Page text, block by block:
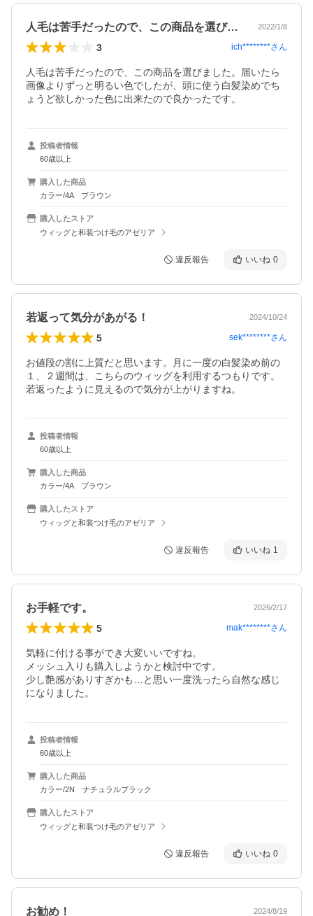
人毛は苦手だったので、この商品を選びま… 2022/1/8
3 ich********さん
人毛は苦手だったので、この商品を選びました。届いたら
画像よりずっと明るい色でしたが、頭に使う白髪染めでち
ょうど欲しかった色に出来たので良かったです。
投稿者情報
60歳以上
購入した商品
カラー/4A ブラウン
購入したストア
ウィッグと和装つけ毛のアゼリア
違反報告 いいね 0
若返って気分があがる！ 2024/10/24
5 sek********さん
お値段の割に上質だと思います。月に一度の白髪染め前の
１、２週間は、こちらのウィッグを利用するつもりです。
若返ったように見えるので気分が上がりますね。
投稿者情報
60歳以上
購入した商品
カラー/4A ブラウン
購入したストア
ウィッグと和装つけ毛のアゼリア
違反報告 いいね 1
お手軽です。 2026/2/17
5 mak********さん
気軽に付ける事ができ大変いいですね。
メッシュ入りも購入しようかと検討中です。
少し艶感がありすぎかも…と思い一度洗ったら自然な感じ
になりました。
投稿者情報
60歳以上
購入した商品
カラー/2N ナチュラルブラック
購入したストア
ウィッグと和装つけ毛のアゼリア
違反報告 いいね 0
お勧め！ 2024/8/19